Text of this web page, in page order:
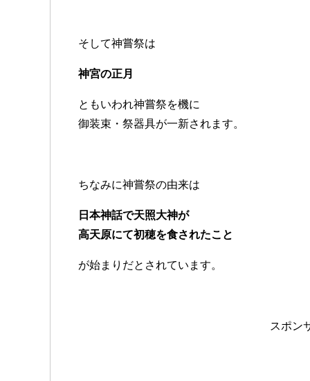
そして神嘗祭は
神宮の正月
ともいわれ神嘗祭を機に
御装束・祭器具が一新されます。
ちなみに神嘗祭の由来は
日本神話で天照大神が
高天原にて初穂を食されたこと
が始まりだとされています。
スポン